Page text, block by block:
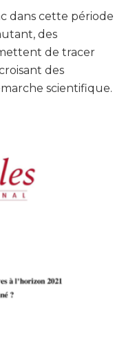
dans cette période
des
de tracer
des
scientifique.